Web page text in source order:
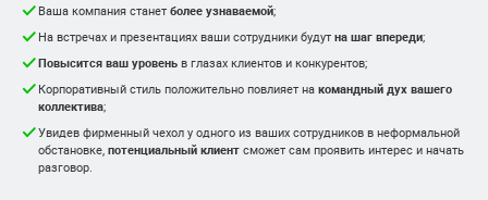
Невысокая стоимость тиража
Стойкая несмываемая печать
Один цвет печати, четкие линии
от 196 ₽ / 100 шт.
до18.12.23— дизайн в подарок!
Для малых тиражей до 100 шт
дизайн бесплатно
Ваша компания станет более узнаваемой;
На встречах и презентациях ваши сотрудники будут на шаг впереди;
Повысится ваш уровень в глазах клиентов и конкурентов;
Корпоративный стиль положительно повлияет на командный дух вашего
коллектива;
Увидев фирменный чехол у одного из ваших сотрудников в неформальной
обстановке, потенциальный клиент сможет сам проявить интерес и начать
разговор.